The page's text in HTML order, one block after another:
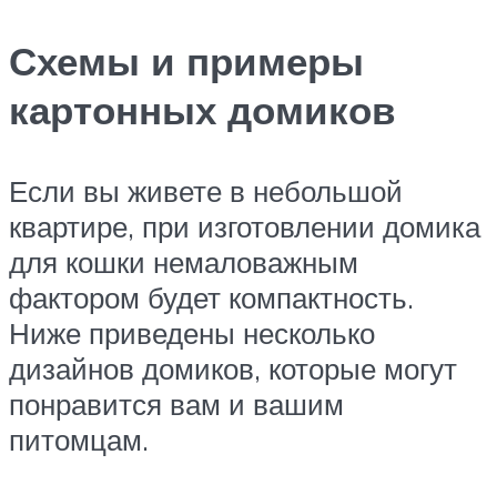
Схемы и примеры
картонных домиков
Если вы живете в небольшой
квартире, при изготовлении домика
для кошки немаловажным
фактором будет компактность.
Ниже приведены несколько
дизайнов домиков, которые могут
понравится вам и вашим
питомцам.